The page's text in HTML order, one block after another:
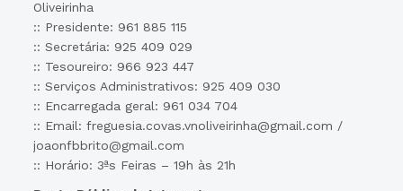
Oliveirinha
:: Presidente: 961 885 115
:: Secretária: 925 409 029
:: Tesoureiro: 966 923 447
:: Serviços Administrativos: 925 409 030
:: Encarregada geral: 961 034 704
:: Email: freguesia.covas.vnoliveirinha@gmail.com /
joaonfbbrito@gmail.com
:: Horário: 3ªs Feiras – 19h às 21h